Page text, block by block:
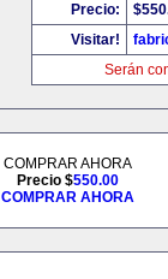
Precio:
Visitar!
Serán
COMPRAR AHORA
Precio $550.00
COMPRAR AHORA